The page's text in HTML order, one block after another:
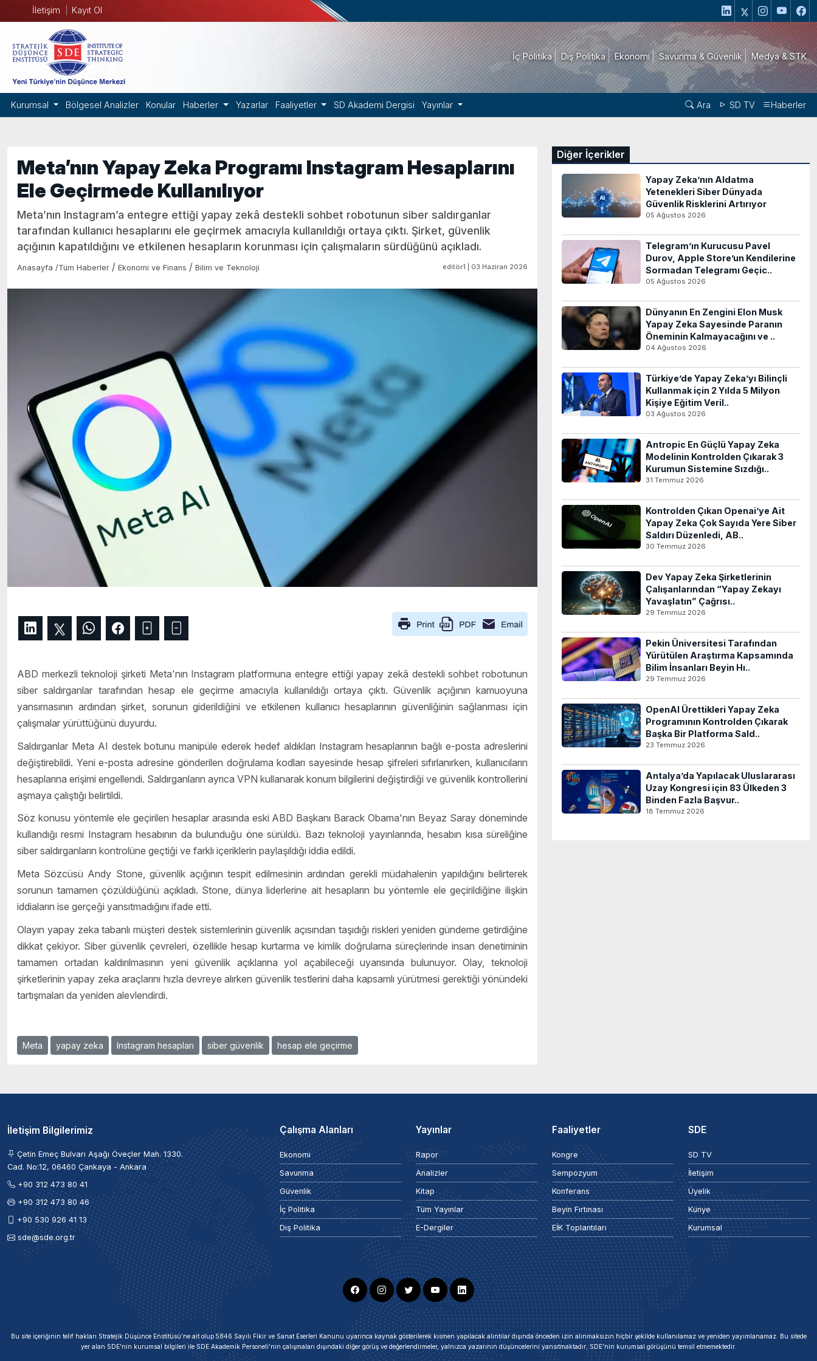
İletişim Kayıt Ol
İç Politika Dış Politika Ekonomi Savunma & Güvenlik Medya & STK
Kurumsal Bölgesel Analizler Konular Haberler Yazarlar Faaliyetler SD Akademi Dergisi Yayınlar Ara SD TV Haberler
Meta’nın Yapay Zeka Programı Instagram Hesaplarını
Ele Geçirmede Kullanılıyor
Meta’nın Instagram’a entegre ettiği yapay zekâ destekli sohbet robotunun siber saldırganlar
tarafından kullanıcı hesaplarını ele geçirmek amacıyla kullanıldığı ortaya çıktı. Şirket, güvenlik
açığının kapatıldığını ve etkilenen hesapların korunması için çalışmaların sürdüğünü açıkladı.
Anasayfa /Tüm Haberler / Ekonomi ve Finans / Bilim ve Teknoloji editör1 | 03 Haziran 2026
ABD merkezli teknoloji şirketi Meta'nın Instagram platformuna entegre ettiği yapay zekâ destekli sohbet robotunun
siber saldırganlar tarafından hesap ele geçirme amacıyla kullanıldığı ortaya çıktı. Güvenlik açığının kamuoyuna
yansımasının ardından şirket, sorunun giderildiğini ve etkilenen kullanıcı hesaplarının güvenliğinin sağlanması için
çalışmalar yürüttüğünü duyurdu.
Saldırganlar Meta AI destek botunu manipüle ederek hedef aldıkları Instagram hesaplarının bağlı e-posta adreslerini
değiştirebildi. Yeni e-posta adresine gönderilen doğrulama kodları sayesinde hesap şifreleri sıfırlanırken, kullanıcıların
hesaplarına erişimi engellendi. Saldırganların ayrıca VPN kullanarak konum bilgilerini değiştirdiği ve güvenlik kontrollerini
aşmaya çalıştığı belirtildi.
Söz konusu yöntemle ele geçirilen hesaplar arasında eski ABD Başkanı Barack Obama'nın Beyaz Saray döneminde
kullandığı resmi Instagram hesabının da bulunduğu öne sürüldü. Bazı teknoloji yayınlarında, hesabın kısa süreliğine
siber saldırganların kontrolüne geçtiği ve farklı içeriklerin paylaşıldığı iddia edildi.
Meta Sözcüsü Andy Stone, güvenlik açığının tespit edilmesinin ardından gerekli müdahalenin yapıldığını belirterek
sorunun tamamen çözüldüğünü açıkladı. Stone, dünya liderlerine ait hesapların bu yöntemle ele geçirildiğine ilişkin
iddiaların ise gerçeği yansıtmadığını ifade etti.
Olayın yapay zeka tabanlı müşteri destek sistemlerinin güvenlik açısından taşıdığı riskleri yeniden gündeme getirdiğine
dikkat çekiyor. Siber güvenlik çevreleri, özellikle hesap kurtarma ve kimlik doğrulama süreçlerinde insan denetiminin
tamamen ortadan kaldırılmasının yeni güvenlik açıklarına yol açabileceği uyarısında bulunuyor. Olay, teknoloji
şirketlerinin yapay zeka araçlarını hızla devreye alırken güvenlik testlerini daha kapsamlı yürütmesi gerektiği yönündeki
tartışmaları da yeniden alevlendirdi.
Meta yapay zeka Instagram hesapları siber güvenlik hesap ele geçirme
Diğer İçerikler
Yapay Zeka’nın Aldatma
Yetenekleri Siber Dünyada
Güvenlik Risklerini Artırıyor
05 Ağustos 2026
Telegram’ın Kurucusu Pavel
Durov, Apple Store’un Kendilerine
Sormadan Telegramı Geçic..
05 Ağustos 2026
Dünyanın En Zengini Elon Musk
Yapay Zeka Sayesinde Paranın
Öneminin Kalmayacağını ve ..
04 Ağustos 2026
Türkiye’de Yapay Zeka’yı Bilinçli
Kullanmak için 2 Yılda 5 Milyon
Kişiye Eğitim Veril..
03 Ağustos 2026
Antropic En Güçlü Yapay Zeka
Modelinin Kontrolden Çıkarak 3
Kurumun Sistemine Sızdığı..
31 Temmuz 2026
Kontrolden Çıkan Openai’ye Ait
Yapay Zeka Çok Sayıda Yere Siber
Saldırı Düzenledi, AB..
30 Temmuz 2026
Dev Yapay Zeka Şirketlerinin
Çalışanlarından “Yapay Zekayı
Yavaşlatın” Çağrısı..
29 Temmuz 2026
Pekin Üniversitesi Tarafından
Yürütülen Araştırma Kapsamında
Bilim İnsanları Beyin Hı..
29 Temmuz 2026
OpenAI Ürettikleri Yapay Zeka
Programının Kontrolden Çıkarak
Başka Bir Platforma Sald..
23 Temmuz 2026
Antalya’da Yapılacak Uluslararası
Uzay Kongresi için 83 Ülkeden 3
Binden Fazla Başvur..
18 Temmuz 2026
İletişim Bilgilerimiz
Çetin Emeç Bulvarı Aşağı Öveçler Mah. 1330.
Cad. No:12, 06460 Çankaya - Ankara
+90 312 473 80 41
+90 312 473 80 46
+90 530 926 41 13
sde@sde.org.tr
Çalışma Alanları
Ekonomi
Savunma
Güvenlik
İç Politika
Dış Politika
Yayınlar
Rapor
Analizler
Kitap
Tüm Yayınlar
E-Dergiler
Faaliyetler
Kongre
Sempozyum
Konferans
Beyin Fırtınası
EİK Toplantıları
SDE
SD TV
İletişim
Üyelik
Künye
Kurumsal
Bu site içeriğinin telif hakları Stratejik Düşünce Enstitüsü’ne ait olup 5846 Sayılı Fikir ve Sanat Eserleri Kanunu uyarınca kaynak gösterilerek kısmen yapılacak alıntılar dışında önceden izin alınmaksızın hiçbir şekilde kullanılamaz ve yeniden yayımlanamaz. Bu sitede
yer alan SDE'nin kurumsal bilgileri ile SDE Akademik Personeli'nin çalışmaları dışındaki diğer görüş ve değerlendirmeler, yalnızca yazarının düşüncelerini yansıtmaktadır; SDE'nin kurumsal görüşünü temsil etmemektedir.